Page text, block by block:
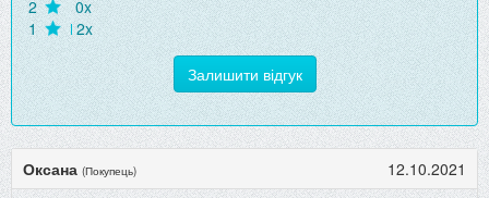
2
0x
1
2x
Залишити відгук
Оксана (Покупець)
12.10.2021